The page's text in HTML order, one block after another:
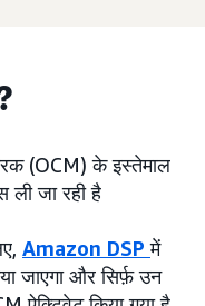
(OCM) के इस्तेमाल
ली जा रही है
Amazon DSPमें
जाएगा और सिर्फ़ उन